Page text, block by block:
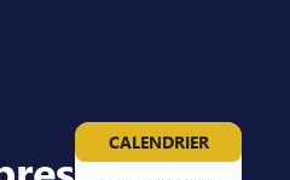
CALENDRIER